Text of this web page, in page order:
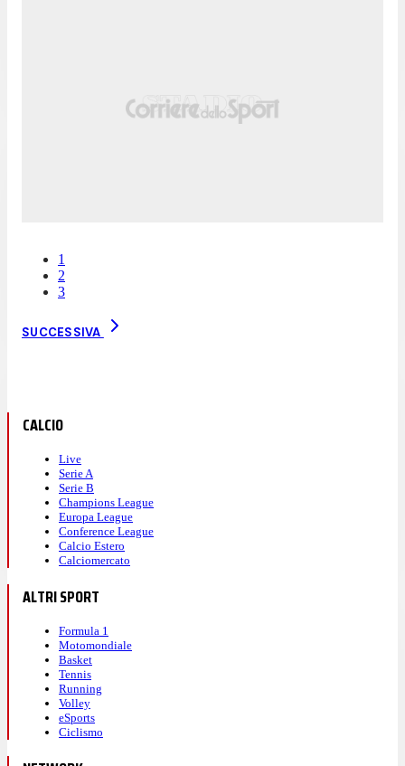
1
2
3
SUCCESSIVA
CALCIO
Live
Serie A
Serie B
Champions League
Europa League
Conference League
Calcio Estero
Calciomercato
ALTRI SPORT
Formula 1
Motomondiale
Basket
Tennis
Running
Volley
eSports
Ciclismo